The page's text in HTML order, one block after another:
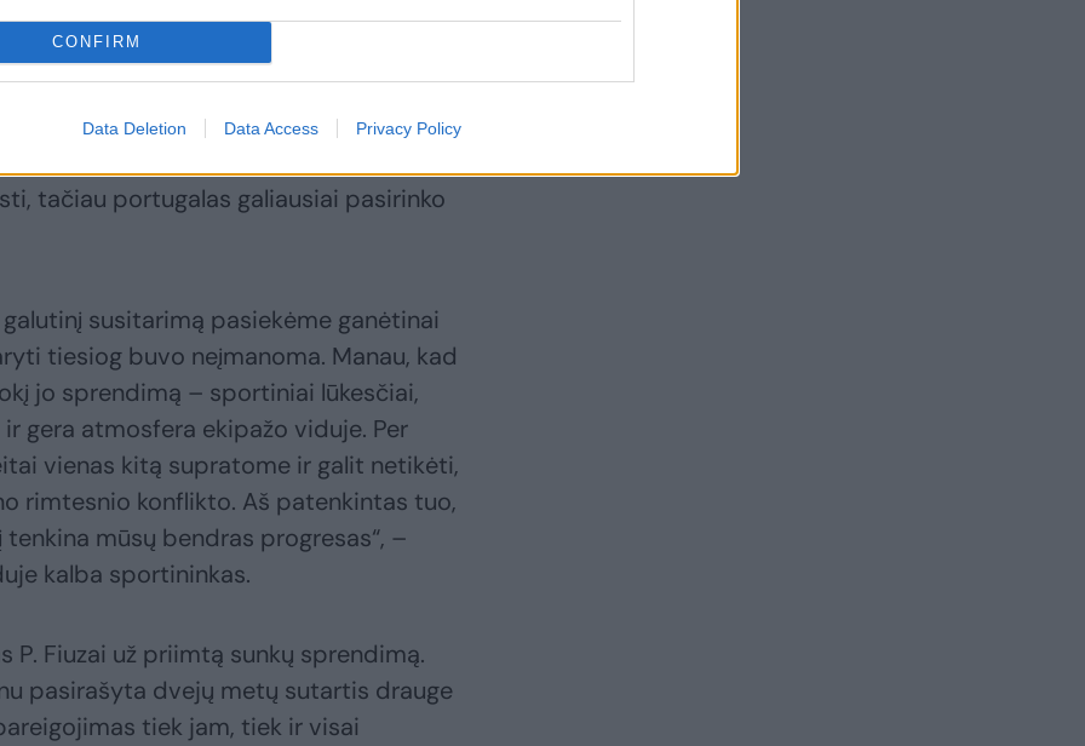
CONFIRM
Data Deletion Data Access Privacy Policy
galutinai patikėjo tik po to, kai
pasirašė sutarties dokumentus. P. Fiuza
maratone, jame startavęs net 16
„X-Raid“ vadovybė taip pat
tačiau portugalas galiausiai pasirinko
susitarimą pasiekėme ganėtinai
tiesiog buvo neįmanoma. Manau, kad
jo sprendimą – sportiniai lūkesčiai,
gera atmosfera ekipažo viduje. Per
vienas kitą supratome ir galit netikėti,
rimtesnio konflikto. Aš patenkintas tuo,
mūsų bendras progresas“, –
kalba sportininkas.
P. Fiuzai už priimtą sunkų sprendimą.
pasirašyta dvejų metų sutartis drauge
tiek jam, tiek ir visai